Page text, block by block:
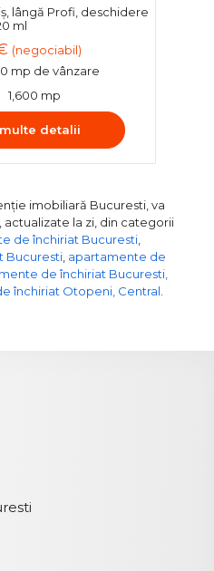
lângă Profi, deschidere
ml
(negociabil)
mp de vânzare
1,600 mp
detalii
imobiliară Bucuresti, va
la zi, din categorii
de închiriat Bucuresti,
Bucuresti, apartamente de
de închiriat Bucuresti,
închiriat Otopeni, Central